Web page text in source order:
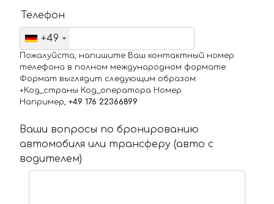
Телефон
+49
Пожалуйста, напишите Ваш контактный номер
телефона в полном международном формате.
Формат выглядит следующим образом:
+Код_страны Код_оператора Номер
Например, +49 176 22366899
Ваши вопросы по бронированию
автомобиля или трансферу (авто с
водителем)